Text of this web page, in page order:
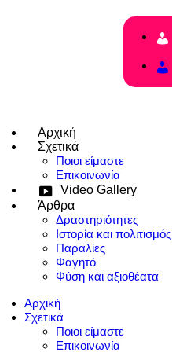
Αρχική
Σχετικά
Ποιοι είμαστε
Επικοινωνία
Video Gallery
Άρθρα
Δραστηριότητες
Ιστορία και πολιτισμός
Παραλίες
Φαγητό
Φύση και αξιοθέατα
Αρχική
Σχετικά
Ποιοι είμαστε
Επικοινωνία